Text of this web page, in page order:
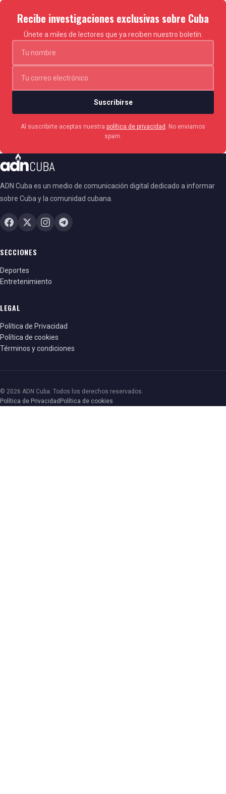
Recibe investigaciones exclusivas sobre Cuba
Únete a miles de lectores que ya reciben nuestro boletín.
Suscribirse
Al suscribirte aceptas nuestra política de privacidad . No enviamos
spam.
ADN Cuba es un medio de comunicación digital dedicado a informar
sobre Cuba y la comunidad cubana.
SECCIONES
Deportes
Entretenimiento
LEGAL
Política de Privacidad
Política de cookies
Términos y condiciones
© 2026 ADN Cuba. Todos los derechos reservados.
Política de Privacidad Política de cookies